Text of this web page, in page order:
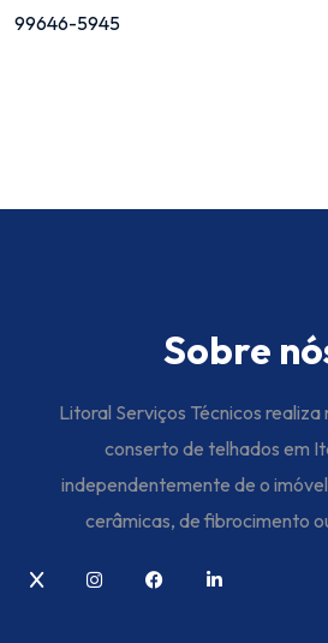
99646-5945
Sobre
Litoral Serviços Técnicos
conserto de telhados em
independentemente de o
cerâmicas, de fibrocimento